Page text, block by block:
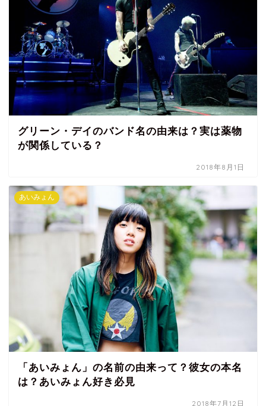
グリーン・デイのバンド名の由来は？実は薬物
が関係している？
2018年8月1日
あいみょん
「あいみょん」の名前の由来って？彼女の本名
は？あいみょん好き必見
2018年7月12日